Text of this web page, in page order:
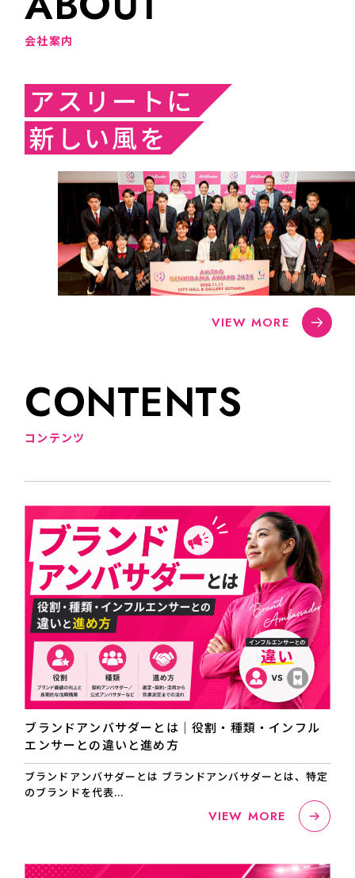
会社案内
アスリートに
新しい風を
VIEW MORE
CONTENTS
コ ン テ ンツ
ブランドアンバサダーとは｜役割・種類・インフル
エンサーとの違いと進め方
ブランドアンバサダーとは ブランドアンバサダーとは、特定
のブランドを代表...
VIEW MORE